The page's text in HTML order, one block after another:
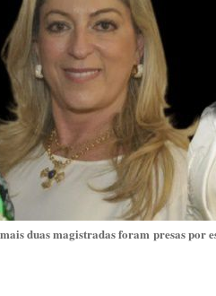
duas magistradas foram presas por